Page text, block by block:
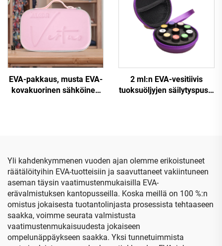
leikkauspaneeleilla
EVA-pakkaus, musta EVA-
kovakuorinen sähköinen
2 ml:n EVA-vesitiivis
tuoksuöljyjen säilytyspussi
Yli kahdenkymmenen vuoden ajan olemme erikoistuneet
räätälöityihin EVA-tuotteisiin ja saavuttaneet vakiintuneen
aseman täysin vaatimustenmukaisilla EVA-
erävalmistuksen kantopusseilla. Koska meillä on 100 %:n
omistus jokaisesta tuotantolinjasta prosessista tehtaaseen
saakka, voimme seurata valmistusta
vaatimustenmukaisuudesta jokaiseen
ompelunäppäykseen saakka. Yksi tunnetuimmista